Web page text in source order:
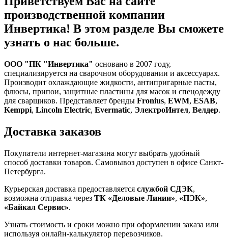
производственной компании
Инвертика! В этом разделе Вы сможете
узнать о нас больше.
ООО "ПК "Инвертика" основано в 2007 году,
специализируется на сварочном оборудовании и аксессуарах.
Производит охлаждающие жидкости, антипригарные пасты,
флюсы, припои, защитные пластины для масок и спецодежду
для сварщиков. Представляет бренды Fronius, EWM, ESAB,
Kemppi, Lincoln Electric, Evermatic, ЭлектроИнтел, Велдер.
Доставка заказов
Покупатели интернет-магазина могут выбрать удобный
способ доставки товаров. Самовывоз доступен в офисе Санкт-
Петербурга.
Курьерская доставка предоставляется службой СДЭК,
возможна отправка через ТК «Деловые Линии», «ПЭК»,
«Байкал Сервис».
Узнать стоимость и сроки можно при оформлении заказа или
используя онлайн-калькулятор перевозчиков.